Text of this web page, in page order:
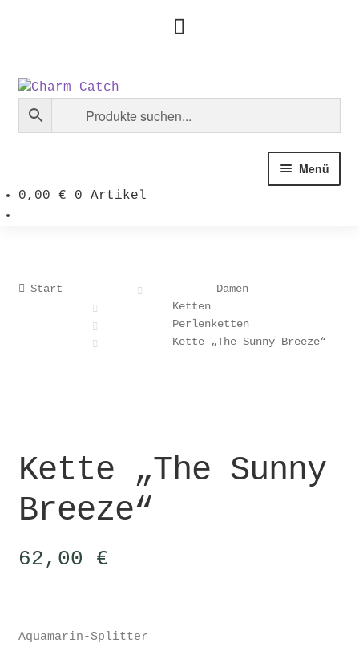
Zur
Navigation
springen
Zum
Inhalt
springen
Menü
0,00 € 0 Artikel
Start
Damen
Ketten
Perlenketten
Kette „The Sunny Breeze“
Kette „The Sunny
Breeze“
62,00 €
Aquamarin-Splitter